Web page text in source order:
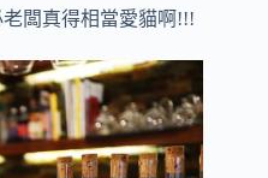
闆真得相當愛貓啊!!!